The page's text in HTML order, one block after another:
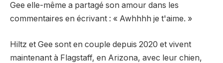
Gee elle-même a partagé son amour dans les
commentaires en écrivant : « Awhhhh je t'aime. »
Hiltz et Gee sont en couple depuis 2020 et vivent
maintenant à Flagstaff, en Arizona, avec leur chien,